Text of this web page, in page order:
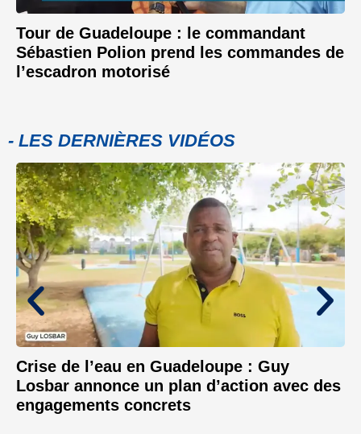
Tour de Guadeloupe : le commandant
Sébastien Polion prend les commandes de
l’escadron motorisé
- LES DERNIÈRES VIDÉOS
Crise de l’eau en Guadeloupe : Guy
Losbar annonce un plan d’action avec des
engagements concrets